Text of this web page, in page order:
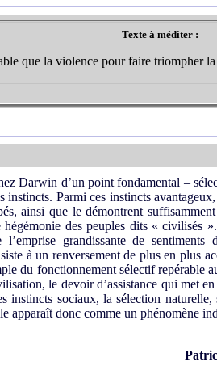
Texte à méditer :
que la violence pour faire triompher
Darwin d’un point fondamental –
instincts. Parmi ces instincts
ainsi que le démontrent
des peuples dits « civilisés
l’emprise grandissante de
à un renversement de plus en plus
du fonctionnement sélectif repérable
le devoir d’assistance qui met
sociaux, la sélection
apparaît donc comme un phénomène